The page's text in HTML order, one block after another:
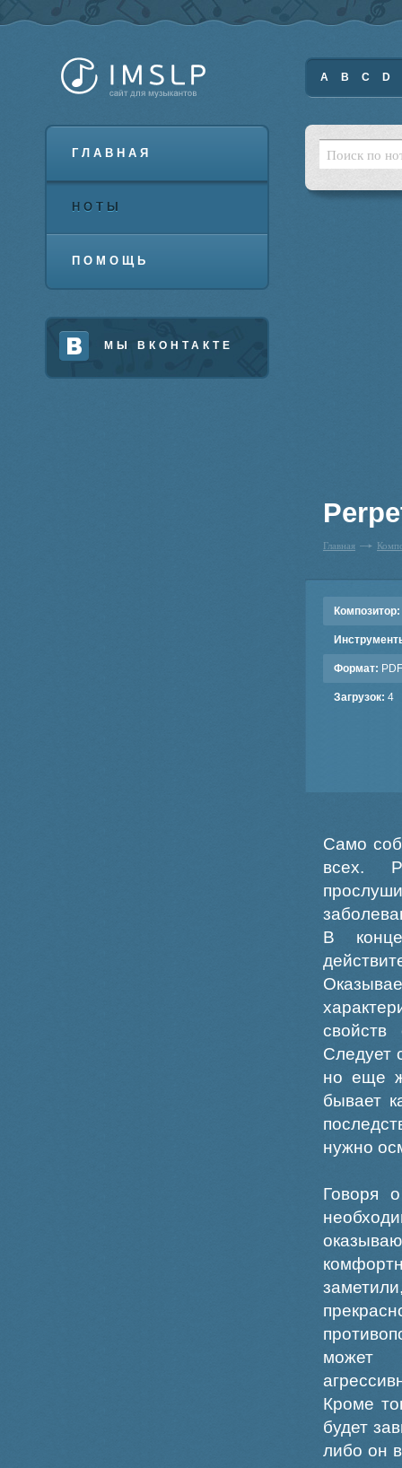
ГЛАВНАЯ
НОТЫ
ПОМОЩЬ
МЫ ВКОНТАКТЕ
A B C D
Главная
Композитор:
Формат: PDF
Загрузок: 4
Само
всех.
В
Следует
но еще
бывает
нужно
Говоря
может
Кроме
будет
либо он